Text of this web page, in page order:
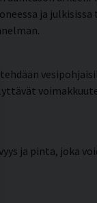
ja julkisissa
ja pinta, joka